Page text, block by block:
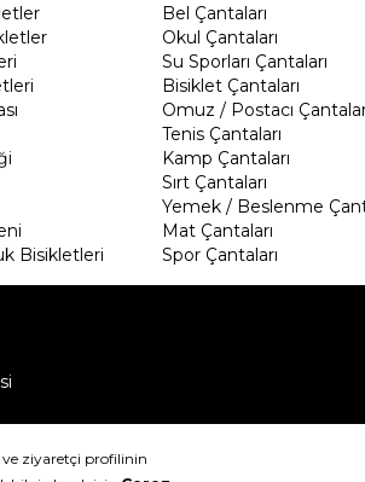
Bisikletleri
Bel Çantaları
Okul Çantaları
Su Sporları Çantaları
Bisiklet Çantaları
Omuz / Postacı
Tenis Çantaları
Kamp Çantaları
Sırt Çantaları
Yemek / Beslenme
Mat Çantaları
Spor Çantaları